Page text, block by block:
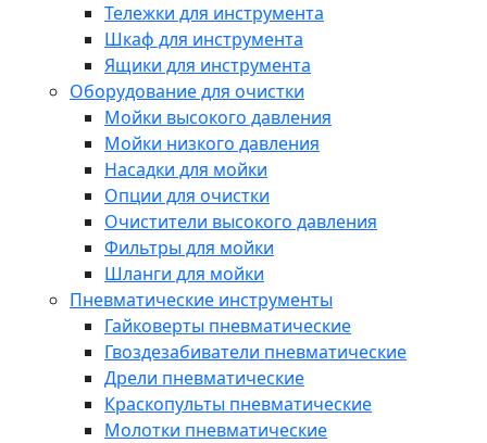
Тележки для инструмента
Шкаф для инструмента
Ящики для инструмента
Оборудование для очистки
Мойки высокого давления
Мойки низкого давления
Насадки для мойки
Опции для очистки
Очистители высокого давления
Фильтры для мойки
Шланги для мойки
Пневматические инструменты
Гайковерты пневматические
Гвоздезабиватели пневматические
Дрели пневматические
Краскопульты пневматические
Молотки пневматические